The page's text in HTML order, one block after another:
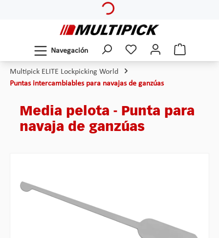
Navegación
Multipick ELITE Lockpicking World
Puntas intercambiables para navajas de ganzúas
Media pelota - Punta para
navaja de ganzúas